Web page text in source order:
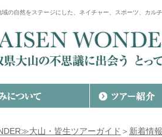
域の自然をステージにした、ネイチャー、スポーツ、カ
大山・皆生ツアーガイド ＞ 新着情報